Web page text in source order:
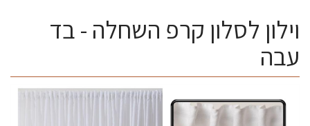
וילון לסלון קרפ השחלה - בד
עבה